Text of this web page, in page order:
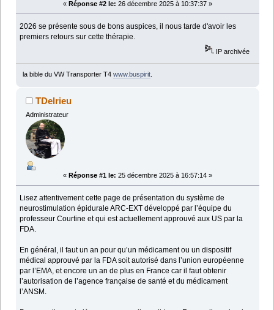
« Réponse #2 le: 26 décembre 2025 à 10:37:37 »
2026 se présente sous de bons auspices, il nous tarde d'avoir les
premiers retours sur cette thérapie.
IP archivée
la bible du VW Transporter T4 www.buspirit.
TDelrieu
Administrateur
« Réponse #1 le: 25 décembre 2025 à 16:57:14 »
Lisez attentivement cette page de présentation du système de
neurostimulation épidurale ARC-EXT développé par l’équipe du
professeur Courtine et qui est actuellement approuvé aux US par la
FDA.
En général, il faut un an pour qu’un médicament ou un dispositif
médical approuvé par la FDA soit autorisé dans l’union européenne
par l’EMA, et encore un an de plus en France car il faut obtenir
l’autorisation de l’agence française de santé et du médicament
l’ANSM.